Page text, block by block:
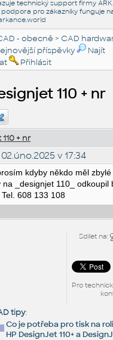
technický support firmy
pro zákazníky funguje
- obecně > CAD
příspěvky
Najít
Přihlásit
110 + nr
+ nr
02.úno.2025 v 17:34
kdyby někdo měl
_designjet 110_ odkoupil
608 133 108
Sdílet na:
Pro
tipy:
Co je potřeba pro tisk na
HP DesignJet 110+ a